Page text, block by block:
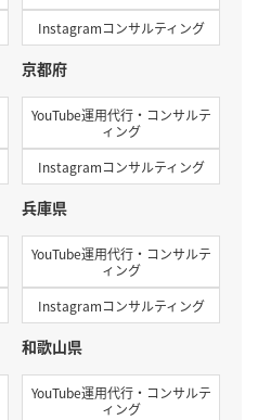
Instagramコンサルティング
京都府
YouTube運用代行・コンサルテ
ィング
Instagramコンサルティング
兵庫県
YouTube運用代行・コンサルテ
ィング
Instagramコンサルティング
和歌山県
YouTube運用代行・コンサルテ
ィング